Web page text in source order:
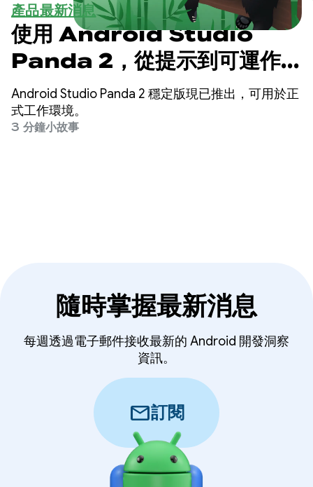
產品最新消息
使用 Android Studio
Panda 2，從提示到可運作的
原型
Android Studio Panda 2 穩定版現已推出，可用於正
式工作環境。
3 分鐘小故事
隨時掌握最新消息
每週透過電子郵件接收最新的 Android 開發洞察
資訊。
mail訂閱